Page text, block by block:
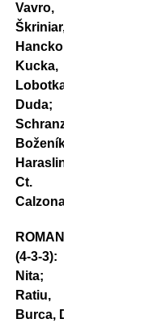
Vavro,
Škriniar,
Hancko;
Kucka,
Lobotka,
Duda;
Schranz,
Boženík,
Haraslin.
Ct.
Calzona.
ROMANIA
(4-3-3):
Nita;
Ratiu,
Burca, Dragusin, Bancu;